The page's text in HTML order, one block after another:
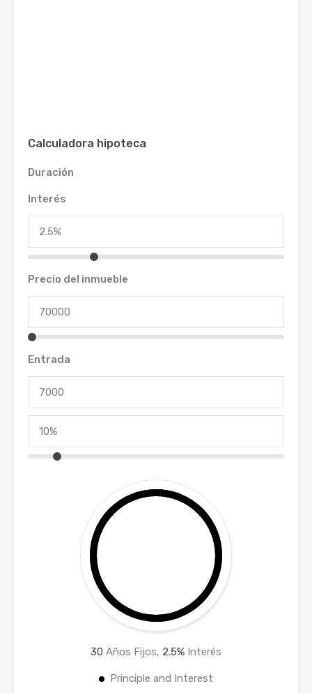
Calculadora hipoteca
Duración
Interés
Precio del inmueble
Entrada
30 Años Fijos, 2.5% Interés
Principle and Interest